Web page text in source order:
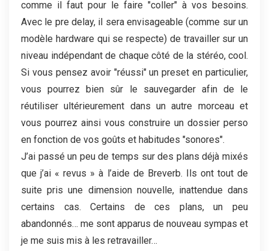
comme il faut pour le faire "coller" à vos besoins.
Avec le pre delay, il sera envisageable (comme sur un
modèle hardware qui se respecte) de travailler sur un
niveau indépendant de chaque côté de la stéréo, cool.
Si vous pensez avoir "réussi" un preset en particulier,
vous pourrez bien sûr le sauvegarder afin de le
réutiliser ultérieurement dans un autre morceau et
vous pourrez ainsi vous construire un dossier perso
en fonction de vos goûts et habitudes "sonores".
J’ai passé un peu de temps sur des plans déjà mixés
que j’ai « revus » à l’aide de Breverb. Ils ont tout de
suite pris une dimension nouvelle, inattendue dans
certains cas. Certains de ces plans, un peu
abandonnés… me sont apparus de nouveau sympas et
je me suis mis à les retravailler…